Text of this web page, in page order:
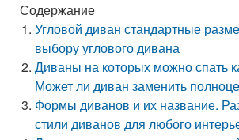
Содержание
Угловой диван стандартные
выбору углового дивана
Диваны на которых можно спать
Может ли диван заменить
Формы диванов и их название.
стили диванов для любого